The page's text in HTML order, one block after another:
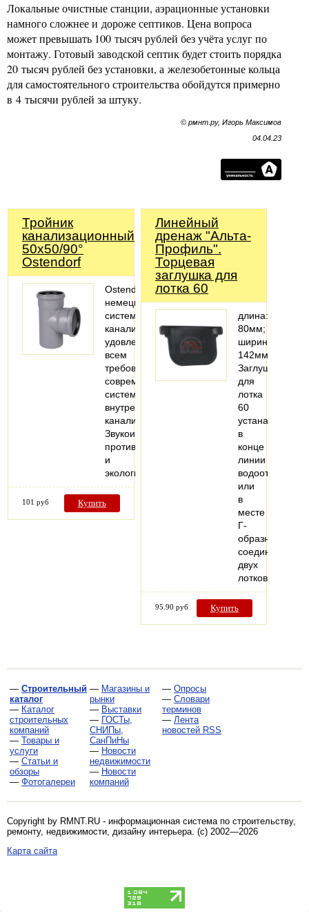
Локальные очистные станции, аэрационные установки
намного сложнее и дороже септиков. Цена вопроса
может превышать 100 тысяч рублей без учёта услуг по
монтажу. Готовый заводской септик будет стоить порядка
20 тысяч рублей без установки, а железобетонные кольца
для самостоятельного строительства обойдутся примерно
в 4 тысячи рублей за штуку.
© рмнт.ру, Игорь Максимов
04.04.23
Тройник
канализационный
50х50/90°
Ostendorf
Ostendorf-
немецкая
система
канализации,
удовлетворяющая
всем
требованиям
современных
систем
внутренней
канализации.
Звукоизоляция,
противопожарная
и
экологическая…
101 руб Купить
Линейный
дренаж "Альта-
Профиль".
Торцевая
заглушка для
лотка 60
длина:
80мм;
ширина:
142мм
Заглушка
для
лотка
60
в
конце
линии
водоотвода
или
в
месте
Г-
образного
соединения
двух
лотков.
95.90 руб Купить
— Строительный
каталог
— Каталог
строительных
компаний
— Товары и
услуги
— Статьи и
обзоры
— Фотогалереи
— Магазины и
рынки
— Выставки
— ГОСТы,
СНИПы,
СанПиНы
— Новости
недвижимости
— Новости
компаний
— Опросы
— Словари
терминов
— Лента
новостей RSS
Copyright by RMNT.RU - информационная система по строительству,
ремонту, недвижимости, дизайну интерьера. (c) 2002—2026
Карта сайта